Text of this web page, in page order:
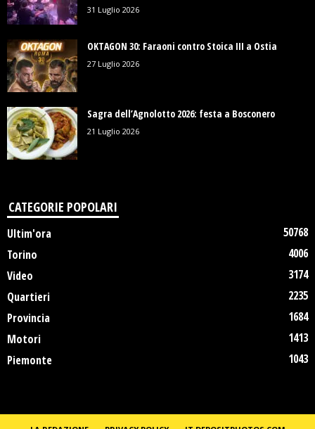
31 Luglio 2026
OKTAGON 30: Faraoni contro Stoica III a Ostia
27 Luglio 2026
Sagra dell’Agnolotto 2026: festa a Bosconero
21 Luglio 2026
CATEGORIE POPOLARI
Ultim'ora
50768
Torino
4006
Video
3174
Quartieri
2235
Provincia
1684
Motori
1413
Piemonte
1043